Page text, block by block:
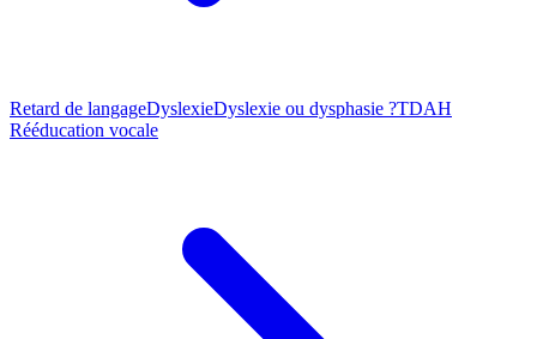
Retard de langageDyslexieDyslexie ou dysphasie ?TDAH
Rééducation vocale